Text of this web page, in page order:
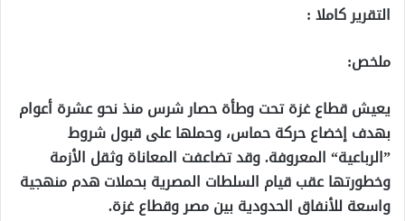
التقرير كاملا :
ملخص:
يعيش قطاع غزة تحت وطأة حصار شرس منذ نحو عشرة أعوام
بهدف إخضاع حركة حماس، وحملها على قبول شروط
”الرباعية“ المعروفة. وقد تضاعفت المعاناة وثقل الأزمة
وخطورتها عقب قيام السلطات المصرية بحملات هدم منهجية
واسعة للأنفاق الحدودية بين مصر وقطاع غزة.